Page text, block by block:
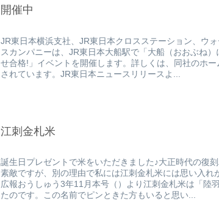
開催中
JR東日本横浜支社、JR東日本クロスステーション、ウ
スカンパニーは、JR東日本大船駅で「大船（おおぶね）
せ合格!」イベントを開催します。詳しくは、同社のホー
されています。JR東日本ニュースリリースよ...
江刺金札米
誕生日プレゼントで米をいただきました♪大正時代の復
素敵ですが、別の理由で私には江刺金札米には思い入れ
広報おうしゅう3年11月本号（）より江刺金札米は「陸
たのです。この名前でピンときた方もいると思い...